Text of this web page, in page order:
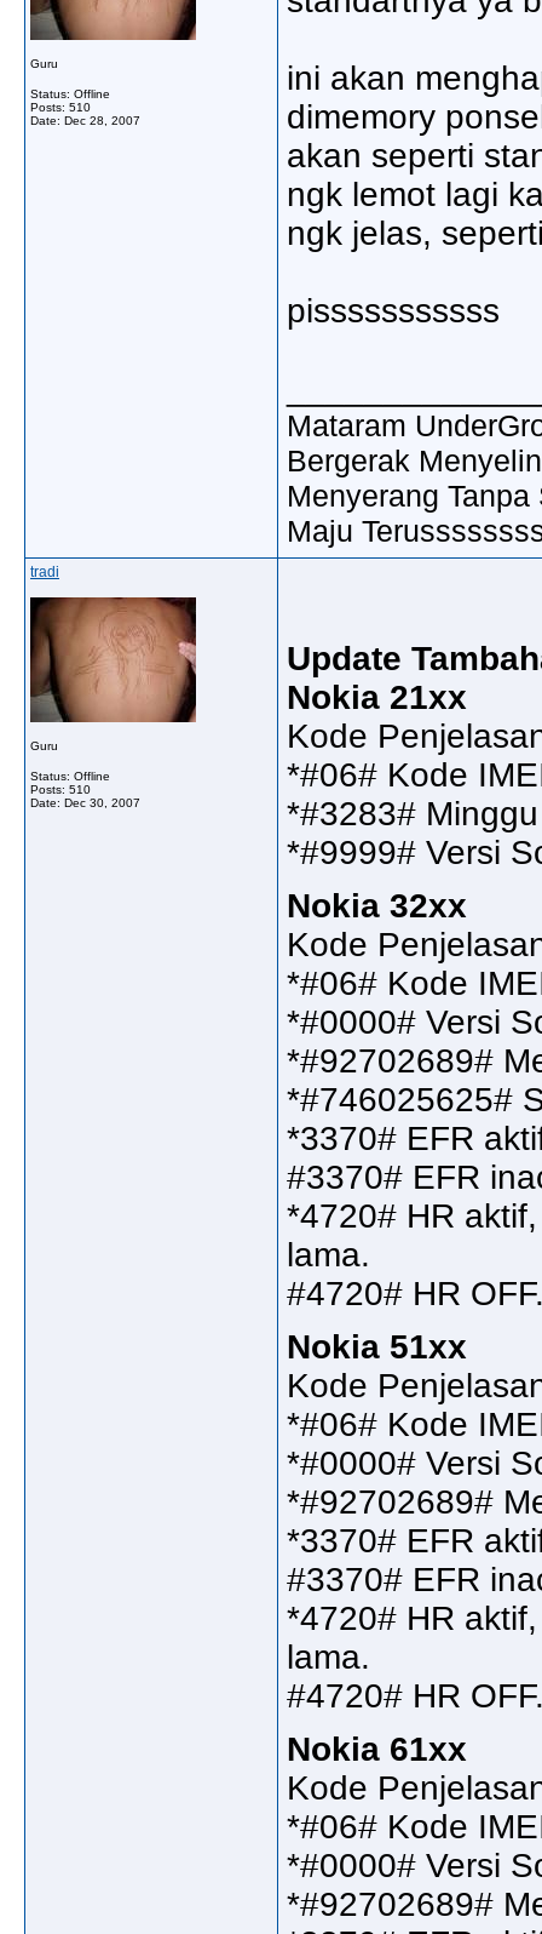
Guru
Status: Offline
Posts: 510
Date: Dec 28, 2007
ini akan
dimemory
akan seperti
ngk lemot lagi
ngk jelas,
pisssssssssss
Mataram
Bergerak
Menyerang
Maju
tradi
Guru
Status: Offline
Posts: 510
Date: Dec 30, 2007
Update
Nokia 21xx
Kode
*#06# Kode
*#3283#
*#9999# Versi
Nokia 32xx
Kode
*#06# Kode
*#0000# Versi
*#92702689#
*#746025625#
*3370# EFR
#3370# EFR
*4720# HR
lama.
#4720# HR
Nokia 51xx
Kode
*#06# Kode
*#0000# Versi
*#92702689#
*3370# EFR
#3370# EFR
*4720# HR
lama.
#4720# HR
Nokia 61xx
Kode
*#06# Kode
*#0000# Versi
*#92702689#